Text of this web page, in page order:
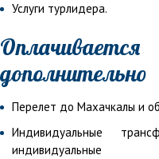
Услуги турлидера.
Оплачивается
дополнительно
Перелет до Махачкалы и
Индивидуальные
индивидуальные